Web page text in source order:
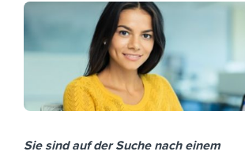
Sie sind auf der Suche nach einem